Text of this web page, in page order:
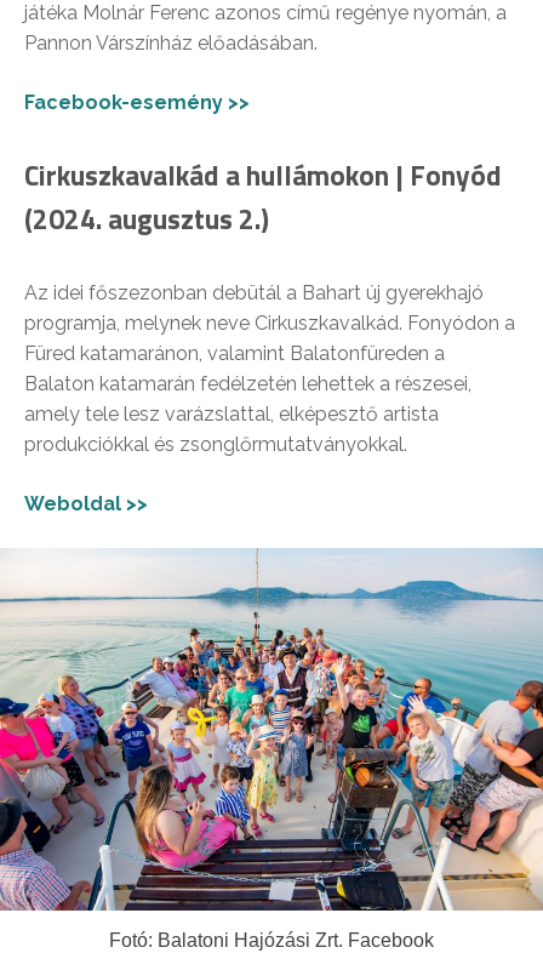
játéka Molnár Ferenc azonos című regénye nyomán, a
Pannon Várszínház előadásában.
Facebook-esemény >>
Cirkuszkavalkád a hullámokon | Fonyód
(2024. augusztus 2.)
Az idei főszezonban debütál a Bahart új gyerekhajó
programja, melynek neve Cirkuszkavalkád. Fonyódon a
Füred katamaránon, valamint Balatonfüreden a
Balaton katamarán fedélzetén lehettek a részesei,
amely tele lesz varázslattal, elképesztő artista
produkciókkal és zsonglőrmutatványokkal.
Weboldal >>
Fotó: Balatoni Hajózási Zrt. Facebook